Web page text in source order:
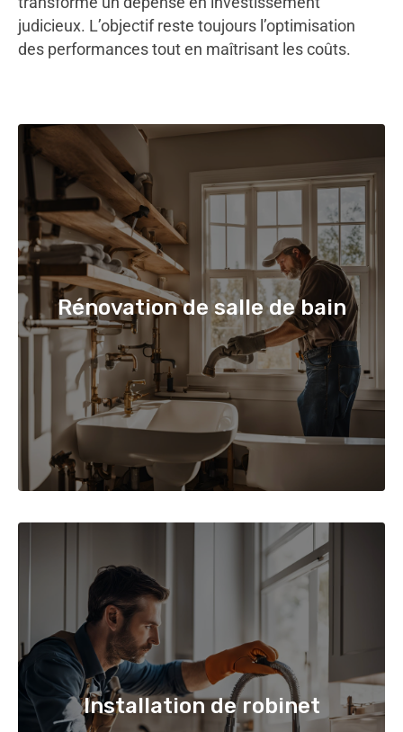
judicieux. L’objectif reste toujours l’optimisation
des performances tout en maîtrisant les coûts.
Rénovation de salle de bain
Installation de robinet